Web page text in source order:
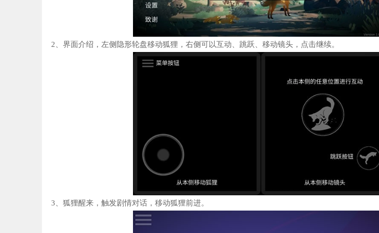
2、界面介绍，左侧隐形轮盘移动狐狸，右侧可以互动、跳跃、移动镜头，点击继续。
3、狐狸醒来，触发剧情对话，移动狐狸前进。